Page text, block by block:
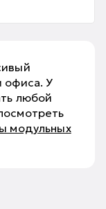
офиса. У
любой
модульных